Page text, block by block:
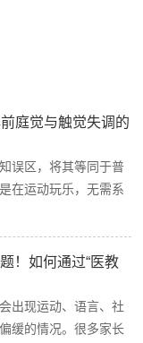
庭觉与触觉失调的
误区，将其等同于普
在运动玩乐，无需系
！如何通过“医教
出现运动、语言、社
缓的情况。很多家长